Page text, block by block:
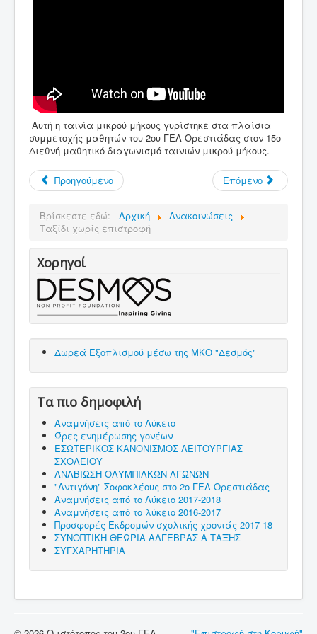
Αυτή η ταινία μικρού μήκους γυρίστηκε στα πλαίσια
συμμετοχής μαθητών του 2ου ΓΕΛ Ορεστιάδας στον 15ο
Διεθνή μαθητικό διαγωνισμό ταινιών μικρού μήκους.
Προηγούμενο Επόμενο
Βρίσκεστε εδώ: Αρχική
Ανακοινώσεις
Ταξίδι χωρίς επιστροφή
Χορηγοί
Δωρεά Εξοπλισμού μέσω της ΜΚΟ "Δεσμός"
Τα πιο δημοφιλή
Αναμνήσεις από το Λύκειο
Ώρες ενημέρωσης γονέων
ΕΣΩΤΕΡΙΚΟΣ ΚΑΝΟΝΙΣΜΟΣ ΛΕΙΤΟΥΡΓΙΑΣ
ΣΧΟΛΕΙΟΥ
ΑΝΑΒΙΩΣΗ ΟΛΥΜΠΙΑΚΩΝ ΑΓΩΝΩΝ
"Αντιγόνη" Σοφοκλέους στο 2ο ΓΕΛ Ορεστιάδας
Αναμνήσεις από το Λύκειο 2017-2018
Αναμνήσεις από το λύκειο 2016-2017
Προσφορές Εκδρομών σχολικής χρονιάς 2017-18
ΣΥΝΟΠΤΙΚΗ ΘΕΩΡΙΑ ΑΛΓΕΒΡΑΣ Α ΤΑΞΗΣ
ΣΥΓΧΑΡΗΤΗΡΙΑ